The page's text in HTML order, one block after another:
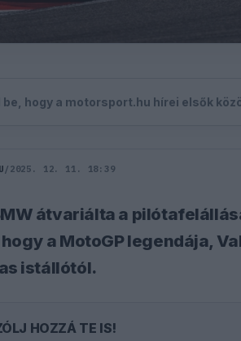
hogy a motorsport.hu hírei elsők
/ 2025. 12. 11. 18:39
átvariálta a
a MotoGP legendája,
istállótól.
HOZZÁ TE IS!